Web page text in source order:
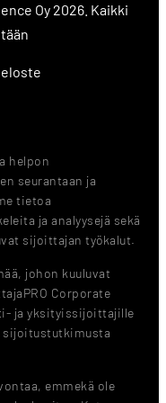
Oy 2026. Kaikki
helpon
seurantaan ja
tietoa
ja analyysejä sekä
sijoittajan työkalut.
johon kuuluvat
Corporate
ja yksityissijoittajille
sijoitustutkimusta
emmekä ole